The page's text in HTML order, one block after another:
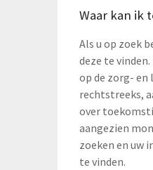
Waar kan ik
Als u op zoek
deze te
op de zorg-
rechtstreeks,
over
aangezien
zoeken en uw
te vinden.